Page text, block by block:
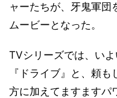
ャーたちが、牙鬼軍団
ムービーとなった。
TVシリーズでは、い
『ドライブ』と、頼
方に加えてますますパ